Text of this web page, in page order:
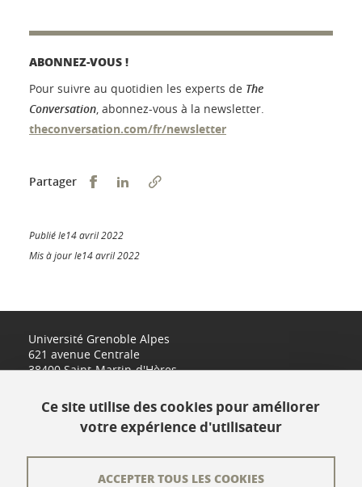
ABONNEZ-VOUS !
Pour suivre au quotidien les experts de The
Conversation, abonnez-vous à la newsletter.
theconversation.com/fr/newsletter
Partager Partager sur Facebook
Partager sur LinkedIn
Publié le14 avril 2022
Mis à jour le14 avril 2022
Université Grenoble Alpes
621 avenue Centrale
38400 Saint-Martin-d'Hères
Ce site utilise des cookies pour améliorer
votre expérience d'utilisateur
ACCEPTER TOUS LES COOKIES